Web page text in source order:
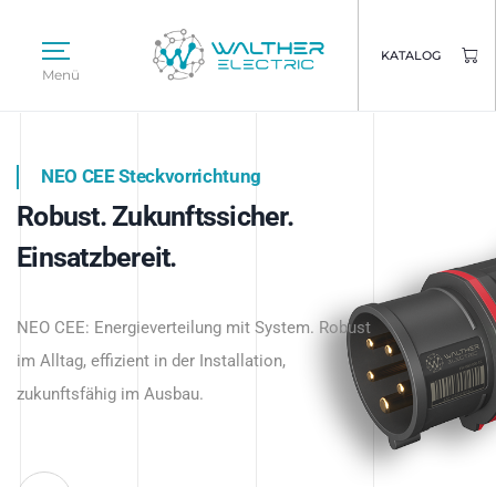
Menü
KATALOG
Intelligente Stromverteilung
beginnt hier.
NEO CEE Steckvorrichtung
Robust. Zukunftssicher.
Einsatzbereit.
NEO CEE: Energieverteilung mit System. Robust
im Alltag, effizient in der Installation,
zukunftsfähig im Ausbau.
Intelligenz trifft Energie.
Anwendungen – robust, IP-geschützt und
zukunftsfähig.